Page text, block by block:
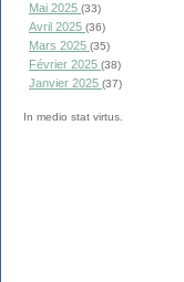
Mai 2025 (33)
Avril 2025 (36)
Mars 2025 (35)
Février 2025 (38)
Janvier 2025 (37)
In medio stat virtus.